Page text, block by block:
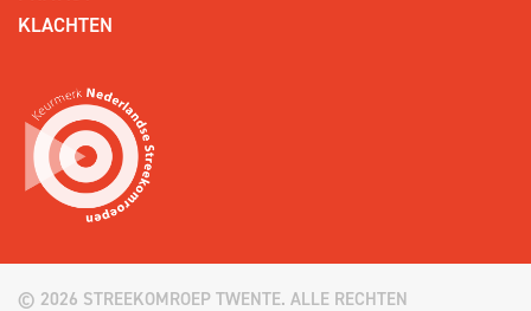
KLACHTEN
© 2026 STREEKOMROEP TWENTE. ALLE RECHTEN